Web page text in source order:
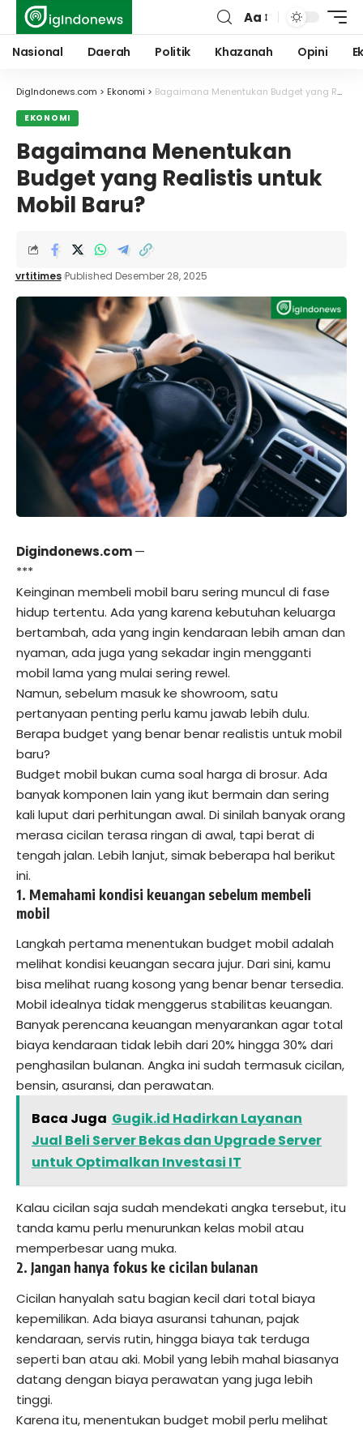
Font
Resizer
Aa
Nasional Daerah Politik Khazanah Opini
DigIndonews.com > Ekonomi > Bagaimana Menentukan Budget yang Realistis untuk Mobil Baru?
EKONOMI
Bagaimana Menentukan
Budget yang Realistis untuk
Mobil Baru?
vrtitimes Published Desember 28, 2025
Digindonews.com—
***
Keinginan membeli mobil baru sering muncul di fase
hidup tertentu. Ada yang karena kebutuhan keluarga
bertambah, ada yang ingin kendaraan lebih aman dan
nyaman, ada juga yang sekadar ingin mengganti
mobil lama yang mulai sering rewel.
Namun, sebelum masuk ke showroom, satu
pertanyaan penting perlu kamu jawab lebih dulu.
Berapa budget yang benar benar realistis untuk mobil
baru?
Budget mobil bukan cuma soal harga di brosur. Ada
banyak komponen lain yang ikut bermain dan sering
kali luput dari perhitungan awal. Di sinilah banyak orang
merasa cicilan terasa ringan di awal, tapi berat di
tengah jalan. Lebih lanjut, simak beberapa hal berikut
ini.
1. Memahami kondisi keuangan sebelum membeli
mobil
Langkah pertama menentukan budget mobil adalah
melihat kondisi keuangan secara jujur. Dari sini, kamu
bisa melihat ruang kosong yang benar benar tersedia.
Mobil idealnya tidak menggerus stabilitas keuangan.
Banyak perencana keuangan menyarankan agar total
biaya kendaraan tidak lebih dari 20% hingga 30% dari
penghasilan bulanan. Angka ini sudah termasuk cicilan,
bensin, asuransi, dan perawatan.
Baca Juga Gugik.id Hadirkan Layanan
Jual Beli Server Bekas dan Upgrade Server
untuk Optimalkan Investasi IT
Kalau cicilan saja sudah mendekati angka tersebut, itu
tanda kamu perlu menurunkan kelas mobil atau
memperbesar uang muka.
2. Jangan hanya fokus ke cicilan bulanan
Cicilan hanyalah satu bagian kecil dari total biaya
kepemilikan. Ada biaya asuransi tahunan, pajak
kendaraan, servis rutin, hingga biaya tak terduga
seperti ban atau aki. Mobil yang lebih mahal biasanya
datang dengan biaya perawatan yang juga lebih
tinggi.
Karena itu, menentukan budget mobil perlu melihat